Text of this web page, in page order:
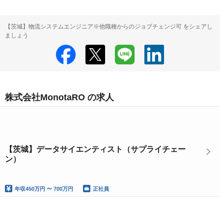
【茨城】物流システムエンジニア※他職種からのジョブチェンジ可 をシェアし
ましょう
株式会社MonotaRO の求人
【茨城】データサイエンティスト（サプライチェー
ン）
年収450万円 〜 700万円 正社員